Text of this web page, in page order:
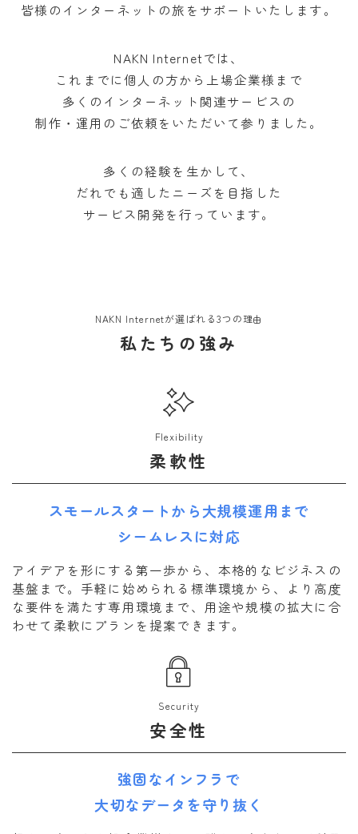
皆様のインターネットの旅をサポートいたします。
NAKN Internetでは、
これまでに個人の方から上場企業様まで
多くのインターネット関連サービスの
制作・運用のご依頼をいただいて参りました。
多くの経験を生かして、
だれでも適したニーズを目指した
サービス開発を行っています。
NAKN Internetが選ばれる3つの理由
私たちの強み
Flexibility
柔軟性
スモールスタートから大規模運用まで
シームレスに対応
アイデアを形にする第一歩から、本格的なビジネスの
基盤まで。手軽に始められる標準環境から、より高度
な要件を満たす専用環境まで、用途や規模の拡大に合
わせて柔軟にプランを提案できます。
Security
安全性
強固なインフラで
大切なデータを守り抜く